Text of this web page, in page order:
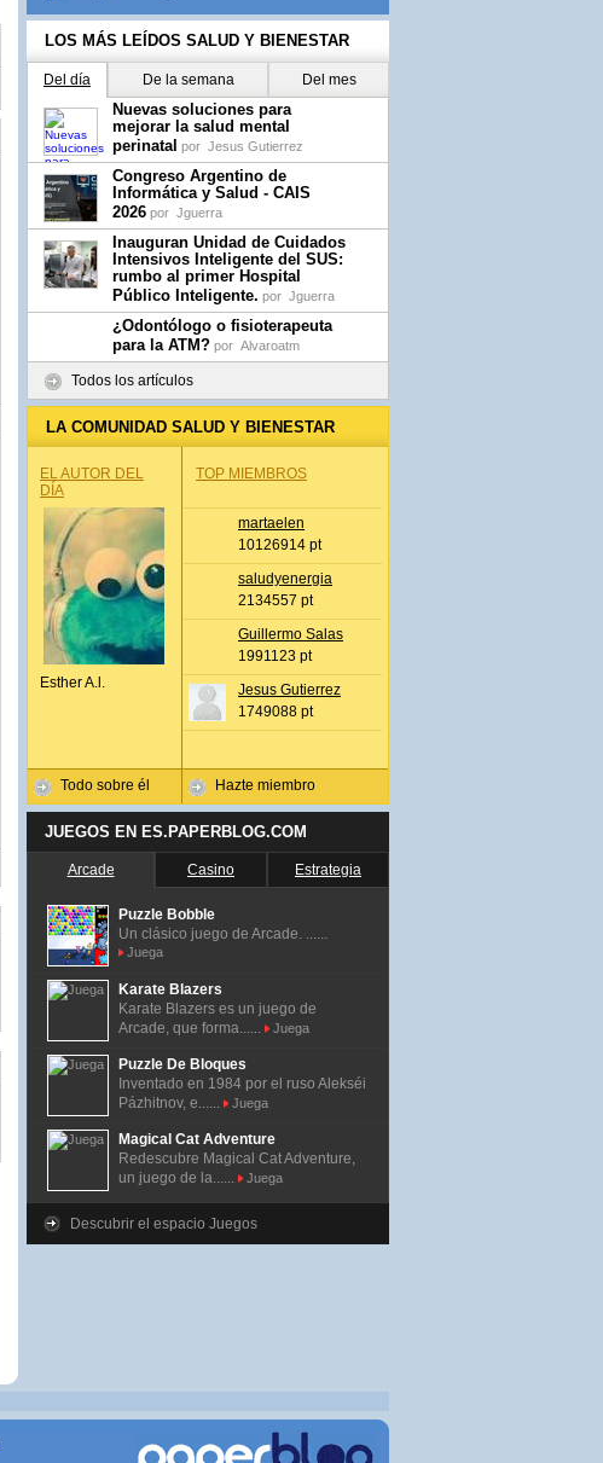
LOS MÁS LEÍDOS SALUD Y BIENESTAR
Del día De la semana Del mes
Nuevas soluciones para
mejorar la salud mental
perinatal por Jesus Gutierrez
Congreso Argentino de
Informática y Salud - CAIS
2026 por Jguerra
Inauguran Unidad de Cuidados
Intensivos Inteligente del SUS:
rumbo al primer Hospital
Público Inteligente. por Jguerra
¿Odontólogo o fisioterapeuta
para la ATM? por Alvaroatm
Todos los artículos
LA COMUNIDAD SALUD Y BIENESTAR
EL AUTOR DEL
DÍA
Esther A.l.
Todo sobre él
TOP MIEMBROS
martaelen
10126914 pt
saludyenergia
2134557 pt
Guillermo Salas
1991123 pt
Jesus Gutierrez
1749088 pt
Hazte miembro
JUEGOS EN ES.PAPERBLOG.COM
Arcade Casino Estrategia
Puzzle Bobble
Un clásico juego de Arcade. ......
Juega
Karate Blazers
Karate Blazers es un juego de
Arcade, que forma......
Juega
Puzzle De Bloques
Inventado en 1984 por el ruso Alekséi
Pázhitnov, e......
Juega
Magical Cat Adventure
Redescubre Magical Cat Adventure,
un juego de la......
Juega
Descubrir el espacio Juegos